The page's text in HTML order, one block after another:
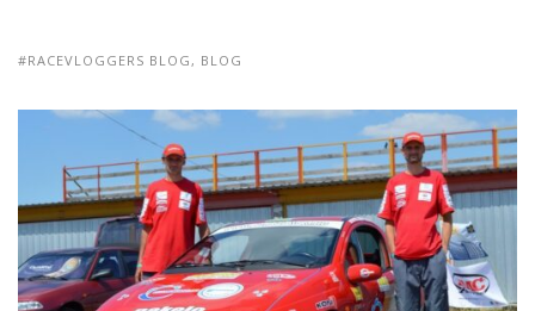
#RACEVLOGGERS BLOG, BLOG